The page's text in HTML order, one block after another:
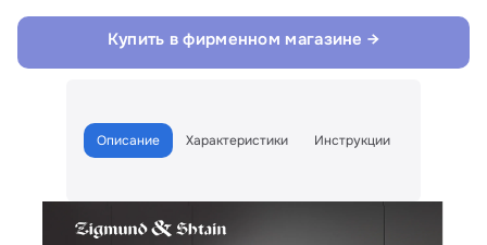
Купить в фирменном магазине →
Описание Характеристики Инструкции